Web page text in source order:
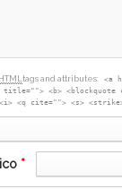
tags and attributes:
<a
<b> <blockquote
<i> <q cite=""> <s>
*